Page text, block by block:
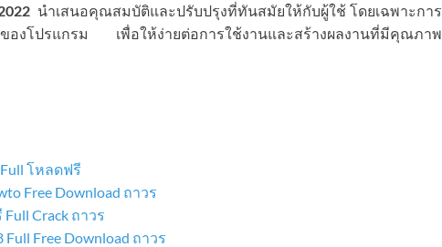
นำเสนอคุณสมบัติและปรับปรุงที่ทันสมัยให้กับผู้ใช้ โดยเฉพาะการ
องโปรแกรม เพื่อให้ง่ายต่อการใช้งานและสร้างผลงานที่มีคุณภาพ
โหลดฟรี
Free Download ถาวร
Crack ถาวร
Full Free Download ถาวร